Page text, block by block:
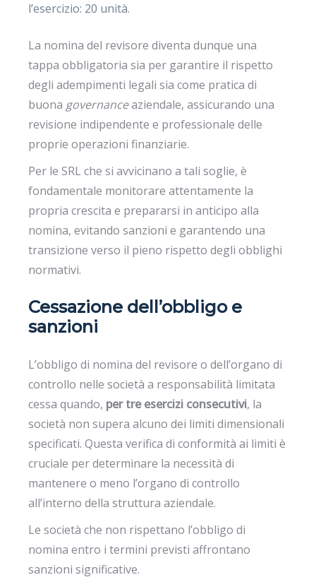
l’esercizio: 20 unità.
La nomina del revisore diventa dunque una
tappa obbligatoria sia per garantire il rispetto
degli adempimenti legali sia come pratica di
buona governanceaziendale, assicurando una
revisione indipendente e professionale delle
proprie operazioni finanziarie.
Per le SRL che si avvicinano a tali soglie, è
fondamentale monitorare attentamente la
propria crescita e prepararsi in anticipo alla
nomina, evitando sanzioni e garantendo una
transizione verso il pieno rispetto degli obblighi
normativi.
Cessazione dell’obbligo e
sanzioni
L’obbligo di nomina del revisore o dell’organo di
controllo nelle società a responsabilità limitata
cessa quando, per tre esercizi consecutivi, la
società non supera alcuno dei limiti dimensionali
specificati. Questa verifica di conformità ai limiti è
cruciale per determinare la necessità di
mantenere o meno l’organo di controllo
all’interno della struttura aziendale.
Le società che non rispettano l’obbligo di
nomina entro i termini previsti affrontano
sanzioni significative.